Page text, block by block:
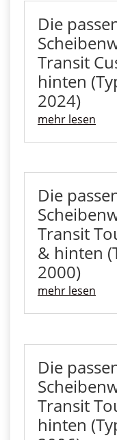
Die
Transit
hinten
2024)
mehr lesen
Die
Transit
& hinten
2000)
mehr lesen
Die
Transit
hinten